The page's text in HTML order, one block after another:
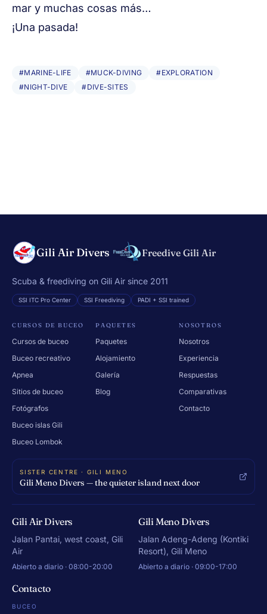
mar y muchas cosas más…
¡Una pasada!
#MARINE-LIFE #MUCK-DIVING
#EXPLORATION
#NIGHT-DIVE
#DIVE-SITES
Gili Air Divers Freedive Gili Air
Scuba & freediving on Gili Air since 2011
SSI ITC Pro Center SSI Freediving PADI + SSI trained
CURSOS DE BUCEO
Cursos de buceo
Buceo recreativo
Apnea
Sitios de buceo
Fotógrafos
Buceo islas Gili
Buceo Lombok
PAQUETES
Paquetes
Alojamiento
Galería
Blog
NOSOTROS
Nosotros
Experiencia
Respuestas
Comparativas
Contacto
SISTER CENTRE · GILI MENO
Gili Meno Divers — the quieter island next door
Gili Air Divers
Jalan Pantai, west coast, Gili
Air
Abierto a diario · 08:00-20:00
Gili Meno Divers
Jalan Adeng-Adeng (Kontiki
Resort), Gili Meno
Abierto a diario · 09:00-17:00
Contacto
BUCEO